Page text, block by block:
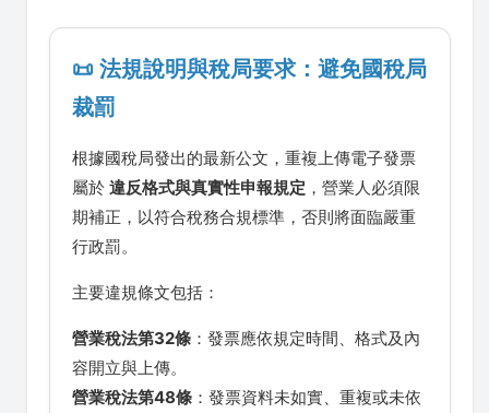
📜 法規說明與稅局要求：避免國稅局
裁罰
根據國稅局發出的最新公文，重複上傳電子發票
屬於 違反格式與真實性申報規定 ，營業人必須限
期補正，以符合稅務合規標準，否則將面臨嚴重
行政罰。
主要違規條文包括：
營業稅法第32條 ：發票應依規定時間、格式及內
容開立與上傳。
營業稅法第48條 ：發票資料未如實、重複或未依